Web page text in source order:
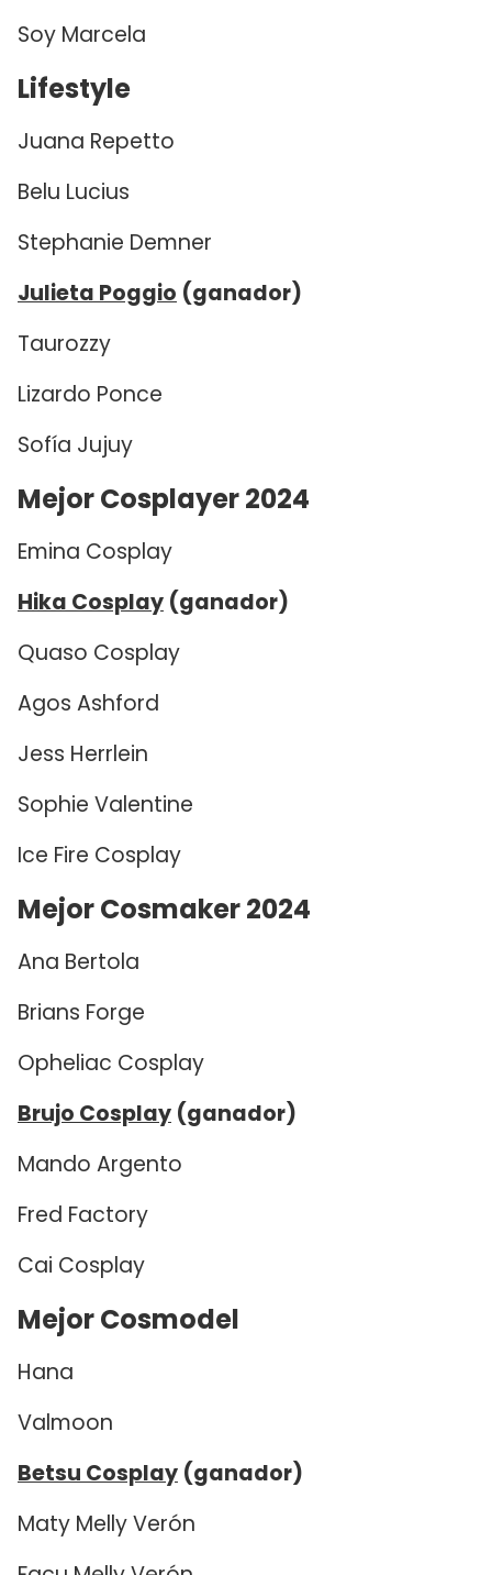
Soy Marcela
Lifestyle
Juana Repetto
Belu Lucius
Stephanie Demner
Julieta Poggio (ganador)
Taurozzy
Lizardo Ponce
Sofía Jujuy
Mejor Cosplayer 2024
Emina Cosplay
Hika Cosplay (ganador)
Quaso Cosplay
Agos Ashford
Jess Herrlein
Sophie Valentine
Ice Fire Cosplay
Mejor Cosmaker 2024
Ana Bertola
Brians Forge
Opheliac Cosplay
Brujo Cosplay (ganador)
Mando Argento
Fred Factory
Cai Cosplay
Mejor Cosmodel
Hana
Valmoon
Betsu Cosplay (ganador)
Maty Melly Verón